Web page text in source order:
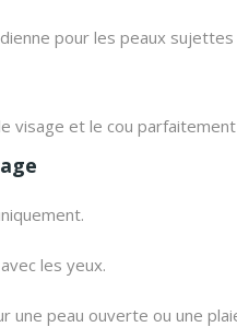
pour les peaux
visage et le cou
les yeux.
une peau ouverte ou une